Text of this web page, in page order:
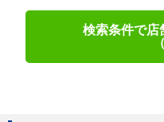
検索条件で店